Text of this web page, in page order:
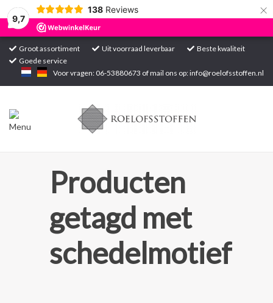
9,7
138 Reviews ×
Groot assortiment Uit voorraad leverbaar
Beste kwaliteit
Goede service
Voor vragen: 06-53880673 of mail ons op:info@roelofsstoffen.nl
Home
Producten
getagd met
schedelmotief